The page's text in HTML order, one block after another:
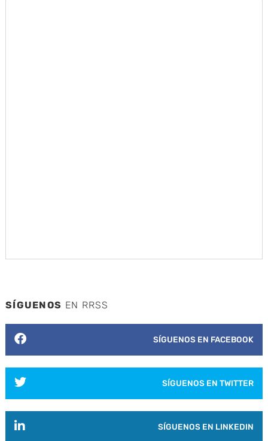
SÍGUENOS EN RRSS
SÍGUENOS EN FACEBOOK
SÍGUENOS EN TWITTER
SÍGUENOS EN LINKEDIN